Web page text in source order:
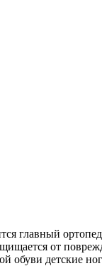
главный
от
обуви детские